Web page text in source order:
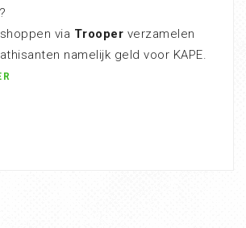
via Trooper verzamelen
namelijk geld voor KAPE.